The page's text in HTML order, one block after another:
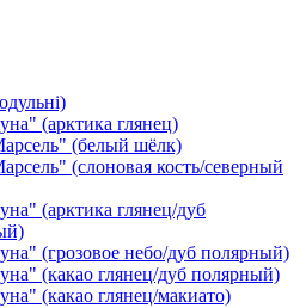
(арктика глянец)
(белый шёлк)
(слоновая кость/северный
(арктика глянец/дуб
(грозовое небо/дуб полярный)
(какао глянец/дуб полярный)
(какао глянец/макиато)